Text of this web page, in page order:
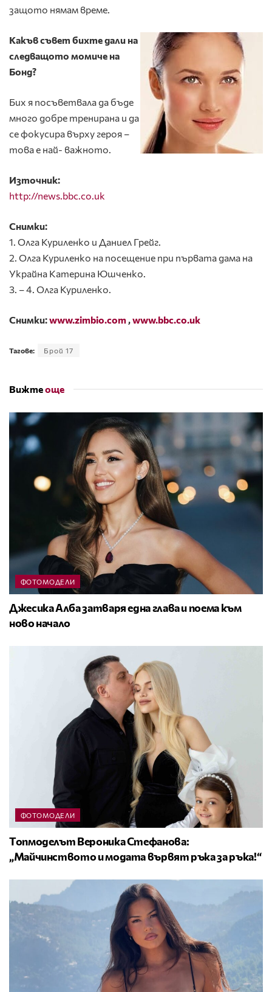
защото нямам време.
Какъв съвет бихте дали на
следващото момиче на
Бонд?
Бих я посъветвала да бъде
много добре тренирана и да
се фокусира върху героя –
това е най- важното.
Източник:
http://news.bbc.co.uk
Снимки:
1. Олга Куриленко и Даниел Грейг.
2. Олга Куриленко на посещение при първата дама на
Украйна Катерина Юшченко.
3. – 4. Олга Куриленко.
Снимки:www.zimbio.com ,www.bbc.co.uk
Тагове: Брой 17
Вижтеоще
ФОТОМОДЕЛИ
Джесика Алба затваря една глава и поема към
ново начало
ФОТОМОДЕЛИ
Топмоделът Вероника Стефанова:
„Майчинството и модата вървят ръка за ръка!“